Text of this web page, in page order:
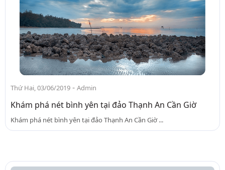
Thứ Hai, 03/06/2019 - Admin
Khám phá nét bình yên tại đảo Thạnh An Cần Giờ
Khám phá nét bình yên tại đảo Thạnh An Cần Giờ ...